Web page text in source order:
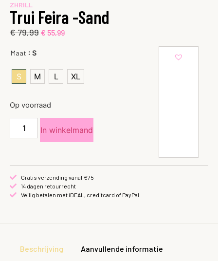
ZHRILL
Trui Feira -Sand
€79,99 € 55,99
Maat : S
S M L XL
Op voorraad
In winkelmand
Gratis verzending vanaf €75
14 dagen retourrecht
Veilig betalen met iDEAL, creditcard of PayPal
Beschrijving Aanvullende informatie